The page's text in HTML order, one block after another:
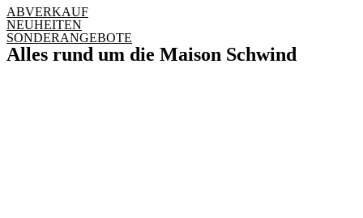
ABVERKAUF
NEUHEITEN
SONDERANGEBOTE
Alles rund um die Maison Schwind